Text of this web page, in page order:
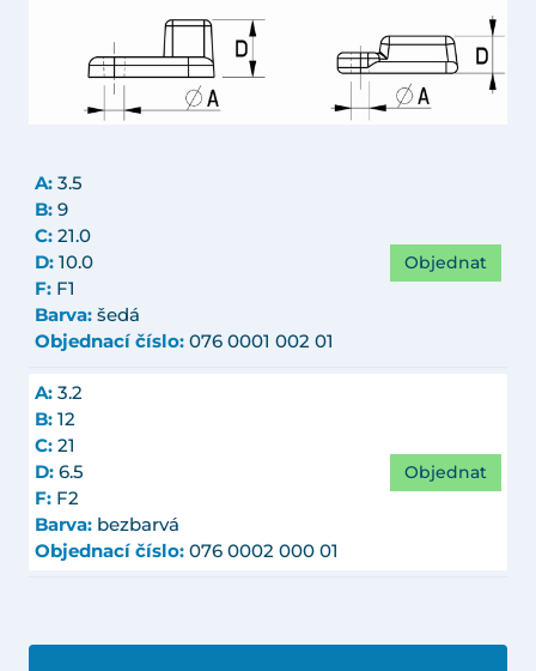
A: 3.5
B: 9
C: 21.0
D: 10.0
F: F1
Barva: šedá
Objednací číslo: 076 0001 002 01
Objednat
A: 3.2
B: 12
C: 21
D: 6.5
F: F2
Barva: bezbarvá
Objednací číslo: 076 0002 000 01
Objednat